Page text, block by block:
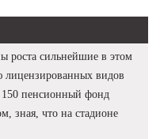
роста сильнейшие в этом
лицензированных видов
150 пенсионный фонд
зная, что на стадионе